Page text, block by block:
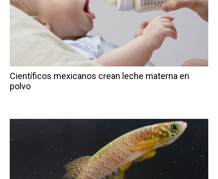
Científicos mexicanos crean leche materna en
polvo